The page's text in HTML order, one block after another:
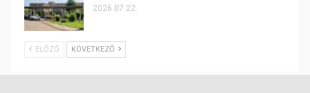
2026.07.22.
ELŐZŐ KÖVETKEZŐ